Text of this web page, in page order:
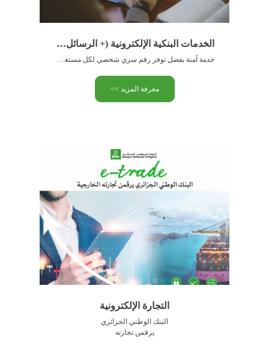
الخدمات البنكية الإلكترونية (+ الرسائل البنكية)
معرفة المزيد >>
التجارة الإلكترونية
البنك الوطني الجزائري
يرقمن تجارته